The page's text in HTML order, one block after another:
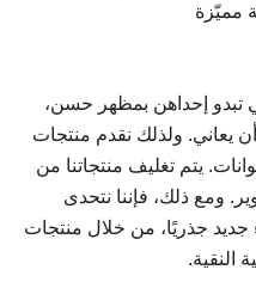
مميّزة
تبدو إحداهن بمظهر حسن،
ولذلك نقدم منتجات
يتم تغليف منتجاتنا من
ومع ذلك، فإننا نتحدى
جديد جذريًا، من خلال منتجات
النقية.